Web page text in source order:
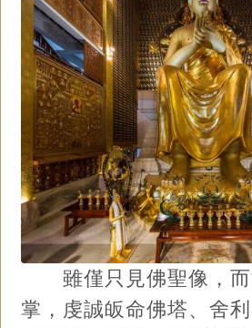
雖僅只見佛聖像，而
掌，虔誠皈命佛塔、舍